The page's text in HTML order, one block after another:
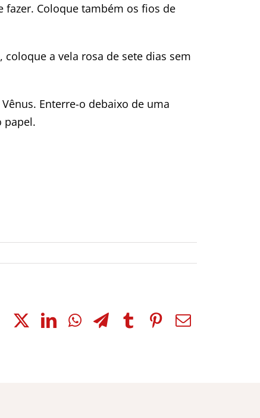
fazer. Coloque também os fios de
a vela rosa de sete dias sem
Enterre-o debaixo de uma
papel.